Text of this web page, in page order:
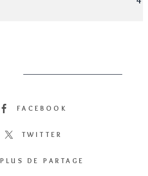
FACEBOOK
TWITTER
PLUS DE PARTAGE